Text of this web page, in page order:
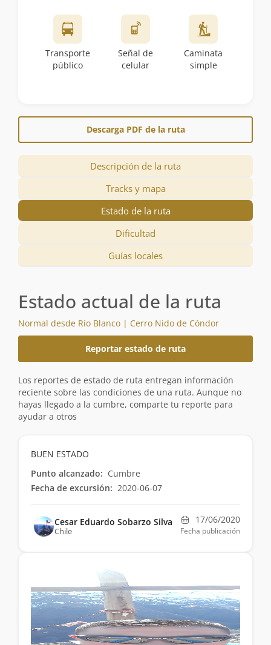
Transporte
público
Señal de
celular
Caminata
simple
Descarga PDF de la ruta
Descripción de la ruta
Tracks y mapa
Estado de la ruta
Dificultad
Guías locales
Estado actual de la ruta
Normal desde Río Blanco | Cerro Nido de Cóndor
Reportar estado de ruta
Los reportes de estado de ruta entregan información
reciente sobre las condiciones de una ruta. Aunque no
hayas llegado a la cumbre, comparte tu reporte para
ayudar a otros
BUEN ESTADO
Punto alcanzado: Cumbre
Fecha de excursión: 2020-06-07
Cesar Eduardo Sobarzo Silva
Chile
17/06/2020
Fecha publicación